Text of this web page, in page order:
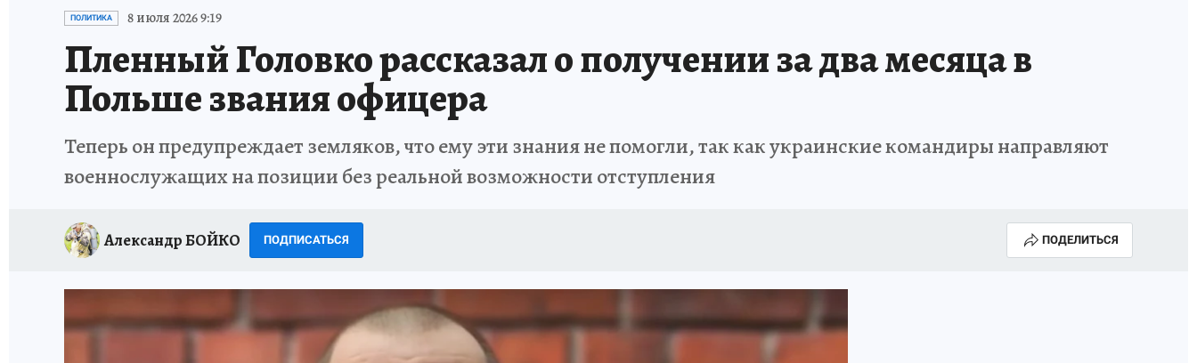
ИСПЫТАНО НА СЕБЕ
ПОЛИТИКА 8 июля 2026 9:19
Пленный Головко рассказал о получении за два месяца в
Польше звания офицера
Теперь он предупреждает земляков, что ему эти знания не помогли, так как украинские командиры направляют
военнослужащих на позиции без реальной возможности отступления
Александр БОЙКО ПОДПИСАТЬСЯ ПОДЕЛИТЬСЯ